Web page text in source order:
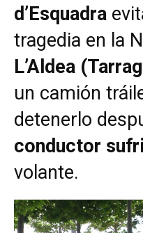
d’Esquadra
tragedia en la
L’Aldea
un camión
detenerlo
conductor
volante.